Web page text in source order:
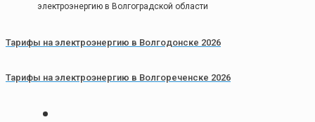
электроэнергию в Волгоградской области
Тарифы на электроэнергию в Волгодонске 2026
Тарифы на электроэнергию в Волгореченске 2026